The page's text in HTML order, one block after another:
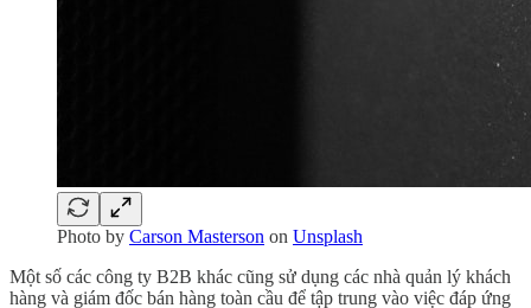
Photo by Carson Masterson on Unsplash
Một số các công ty B2B khác cũng sử dụng các nhà quản lý khách
hàng và giám đốc bán hàng toàn cầu để tập trung vào việc đáp ứng